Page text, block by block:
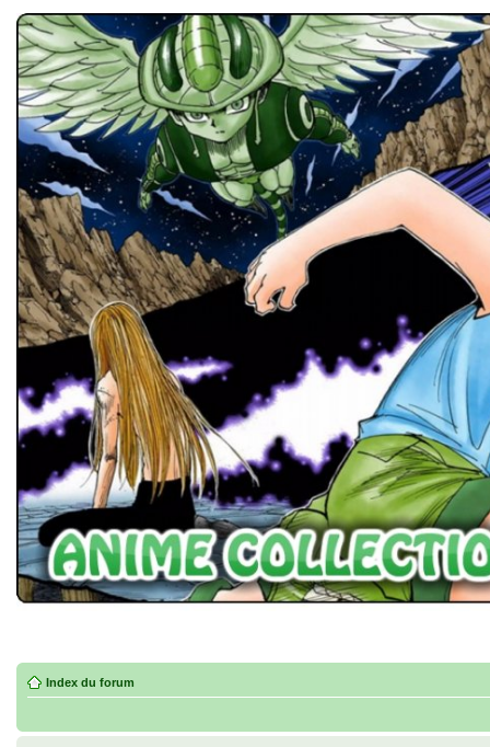
Index du forum